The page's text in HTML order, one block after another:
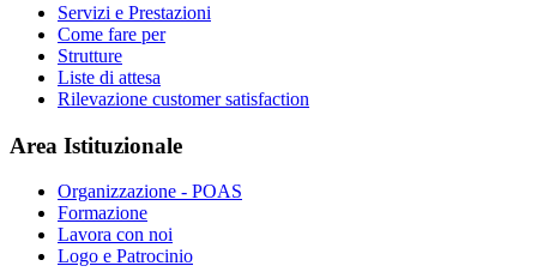
Servizi e Prestazioni
Come fare per
Strutture
Liste di attesa
Rilevazione customer satisfaction
Area Istituzionale
Organizzazione - POAS
Formazione
Lavora con noi
Logo e Patrocinio